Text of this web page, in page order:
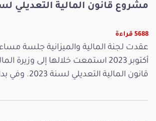
مشروع قانون المالية التعديلي لسنة
5688 قراءة
أكتوبر 2023 استمعت خلالها إلى
قانون المالية التعديلي لسنة 2023. وفي بداية ...